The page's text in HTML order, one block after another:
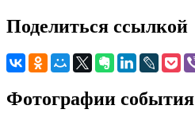
Поделиться ссылкой
Фотографии события